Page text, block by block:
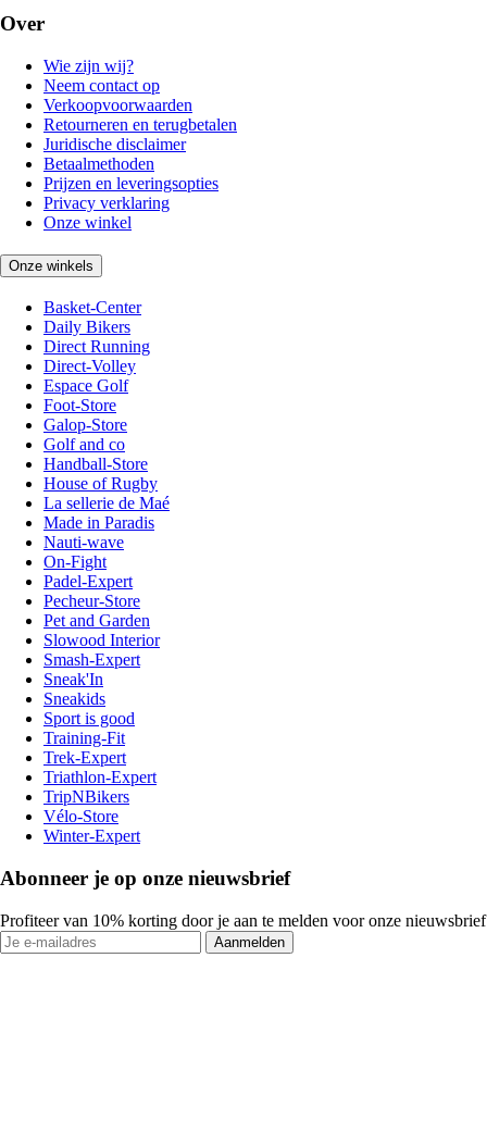
Over
Wie zijn wij?
Neem contact op
Verkoopvoorwaarden
Retourneren en terugbetalen
Juridische disclaimer
Betaalmethoden
Prijzen en leveringsopties
Privacy verklaring
Onze winkel
Onze winkels
Basket-Center
Daily Bikers
Direct Running
Direct-Volley
Espace Golf
Foot-Store
Galop-Store
Golf and co
Handball-Store
House of Rugby
La sellerie de Maé
Made in Paradis
Nauti-wave
On-Fight
Padel-Expert
Pecheur-Store
Pet and Garden
Slowood Interior
Smash-Expert
Sneak'In
Sneakids
Sport is good
Training-Fit
Trek-Expert
Triathlon-Expert
TripNBikers
Vélo-Store
Winter-Expert
Abonneer je op onze nieuwsbrief
Profiteer van 10% korting door je aan te melden voor onze nieuwsbrief
Aanmelden